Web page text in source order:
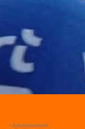
- Advertisement -